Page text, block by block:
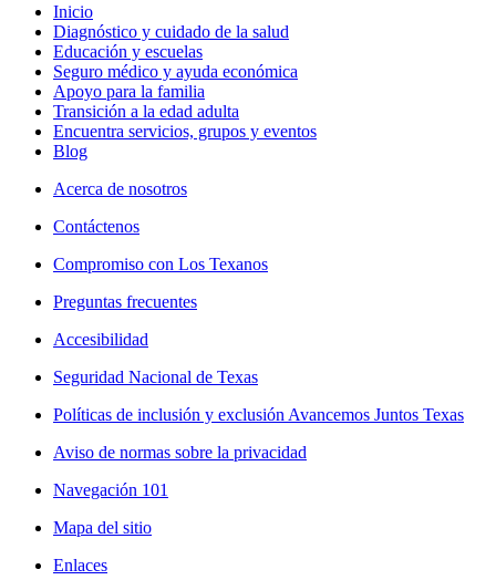
Inicio
Diagnóstico y cuidado de la salud
Educación y escuelas
Seguro médico y ayuda económica
Apoyo para la familia
Transición a la edad adulta
Encuentra servicios, grupos y eventos
Blog
Acerca de nosotros
Contáctenos
Compromiso con Los Texanos
Preguntas frecuentes
Accesibilidad
Seguridad Nacional de Texas
Políticas de inclusión y exclusión Avancemos Juntos Texas
Aviso de normas sobre la privacidad
Navegación 101
Mapa del sitio
Enlaces